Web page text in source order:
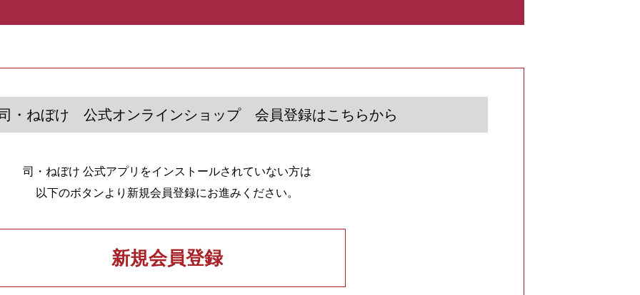
・ねぼけ 公式オンラインショップ 会員登録はこちらから
司・ねぼけ 公式アプリをインストールされていない方は
以下のボタンより新規会員登録にお進みください。
新規会員登録